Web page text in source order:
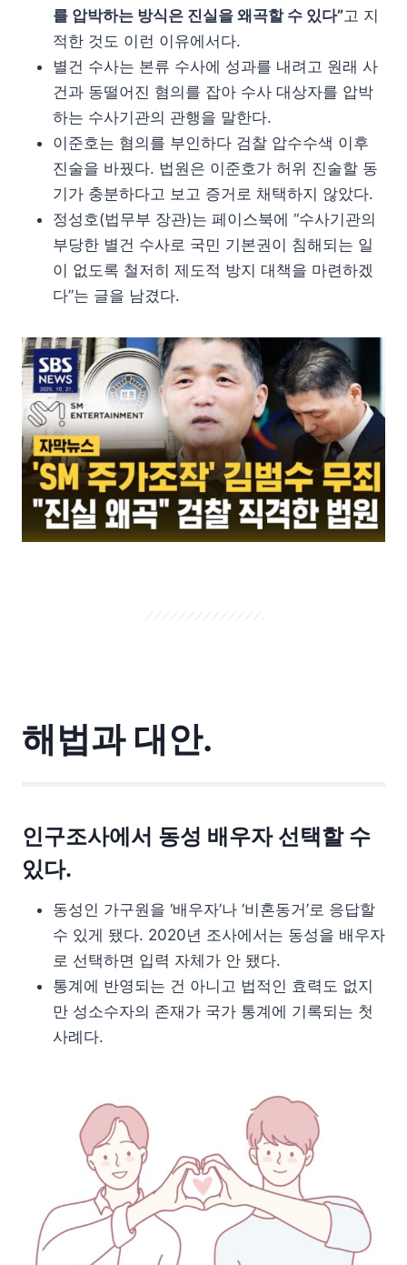
를 압박하는 방식은 진실을 왜곡할 수 있다”고 지
적한 것도 이런 이유에서다.
별건 수사는 본류 수사에 성과를 내려고 원래 사
건과 동떨어진 혐의를 잡아 수사 대상자를 압박
하는 수사기관의 관행을 말한다.
이준호는 혐의를 부인하다 검찰 압수수색 이후
진술을 바꿨다. 법원은 이준호가 허위 진술할 동
기가 충분하다고 보고 증거로 채택하지 않았다.
정성호(법무부 장관)는 페이스북에 “수사기관의
부당한 별건 수사로 국민 기본권이 침해되는 일
이 없도록 철저히 제도적 방지 대책을 마련하겠
다”는 글을 남겼다.
해법과 대안.
인구조사에서 동성 배우자 선택할 수
있다.
동성인 가구원을 ‘배우자’나 ‘비혼동거’로 응답할
수 있게 됐다. 2020년 조사에서는 동성을 배우자
로 선택하면 입력 자체가 안 됐다.
통계에 반영되는 건 아니고 법적인 효력도 없지
만 성소수자의 존재가 국가 통계에 기록되는 첫
사례다.